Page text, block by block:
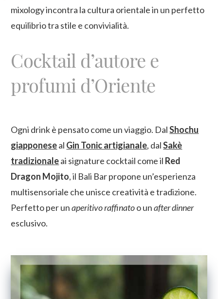
mixology incontra la cultura orientale in un perfetto
equilibrio tra stile e convivialità.
Cocktail d’autore e
profumi d’Oriente
Ogni drink è pensato come un viaggio. DalShochu
giapponeseal Gin Tonic artigianale, dalSakè
tradizionaleai signature cocktail come il Red
Dragon Mojito, il Bali Bar propone un’esperienza
multisensoriale che unisce creatività e tradizione.
Perfetto per unaperitivo raffinatoo unafter dinner
esclusivo.